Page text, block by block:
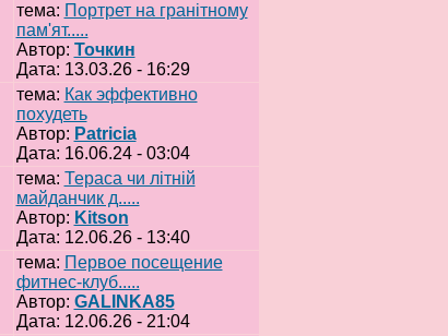
тема: Портрет на гранітному
пам'ят.....
Автор: Точкин
Дата: 13.03.26 - 16:29
тема: Как эффективно
похудеть
Автор: Patricia
Дата: 16.06.24 - 03:04
тема: Тераса чи літній
майданчик д.....
Автор: Kitson
Дата: 12.06.26 - 13:40
тема: Первое посещение
фитнес-клуб.....
Автор: GALINKA85
Дата: 12.06.26 - 21:04